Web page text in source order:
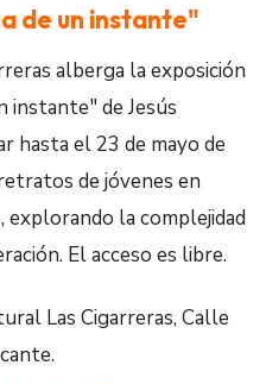
de un instante"
alberga la exposición
instante" de Jesús
hasta el 23 de mayo de
de jóvenes en
la complejidad
El acceso es libre.
Las Cigarreras, Calle